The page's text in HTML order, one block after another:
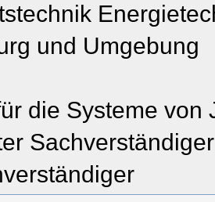
und Umgebung
die Systeme von